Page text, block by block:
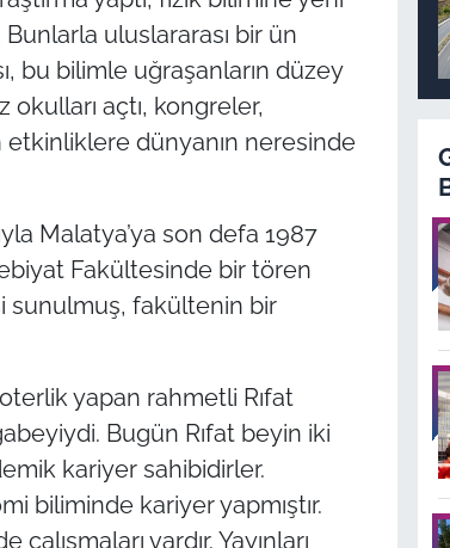
uluslararası bir ün
bu bilimle uğraşanların düzey
açtı, kongreler,
dünyanın neresinde
Malatya’ya son defa 1987
Fakültesinde bir tören
sunulmuş, fakültenin bir
yapan rahmetli Rıfat
Bugün Rıfat beyin iki
kariyer sahibidirler.
biliminde kariyer yapmıştır.
vardır. Yayınları